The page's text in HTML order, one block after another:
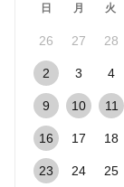
日 月 火
26 27 28
2 3 4
9 10 11
16 17 18
23 24 25